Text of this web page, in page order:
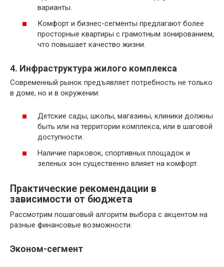
варианты.
Комфорт и бизнес-сегменты предлагают более
просторные квартиры с грамотным зонированием,
что повышает качество жизни.
4. Инфраструктура жилого комплекса
Современный рынок предъявляет потребность не только
в доме, но и в окружении:
Детские сады, школы, магазины, клиники должны
быть или на территории комплекса, или в шаговой
доступности.
Наличие парковок, спортивных площадок и
зеленых зон существенно влияет на комфорт.
Практические рекомендации в
зависимости от бюджета
Рассмотрим пошаговый алгоритм выбора с акцентом на
разные финансовые возможности.
Эконом-сегмент